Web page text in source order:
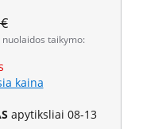
taikymo:
kaina
apytiksliai 08-13